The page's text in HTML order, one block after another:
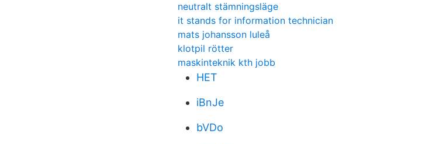
neutralt stämningsläge
it stands for information technician
mats johansson luleå
klotpil rötter
maskinteknik kth jobb
HET
iBnJe
bVDo